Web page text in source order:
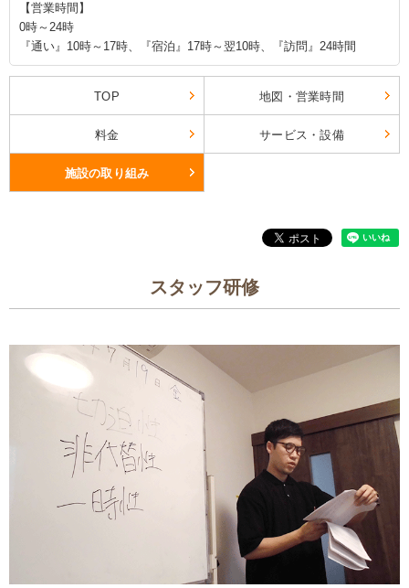
【営業時間】
0時～24時
『通い』10時～17時、『宿泊』17時～翌10時、『訪問』24時間
TOP 地図・営業時間
料金 サービス・設備
施設の取り組み
スタッフ研修